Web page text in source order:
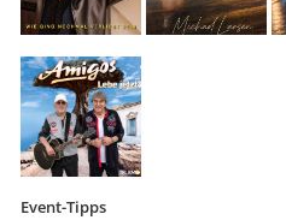
Event-Tipps